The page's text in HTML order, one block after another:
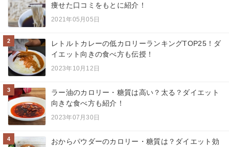
痩せた口コミをもとに紹介！
2021年05月05日
2
レトルトカレーの低カロリーランキングTOP25！ダ
イエット向きの食べ方も伝授！
2023年10月12日
3
ラー油のカロリー・糖質は高い？太る？ダイエット
向きな食べ方も紹介！
2023年07月30日
4
おからパウダーのカロリー・糖質は？ダイエット効